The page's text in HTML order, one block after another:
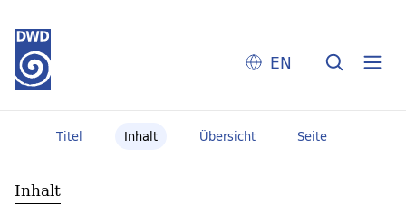
EN
Titel Inhalt Übersicht Seite
Inhalt